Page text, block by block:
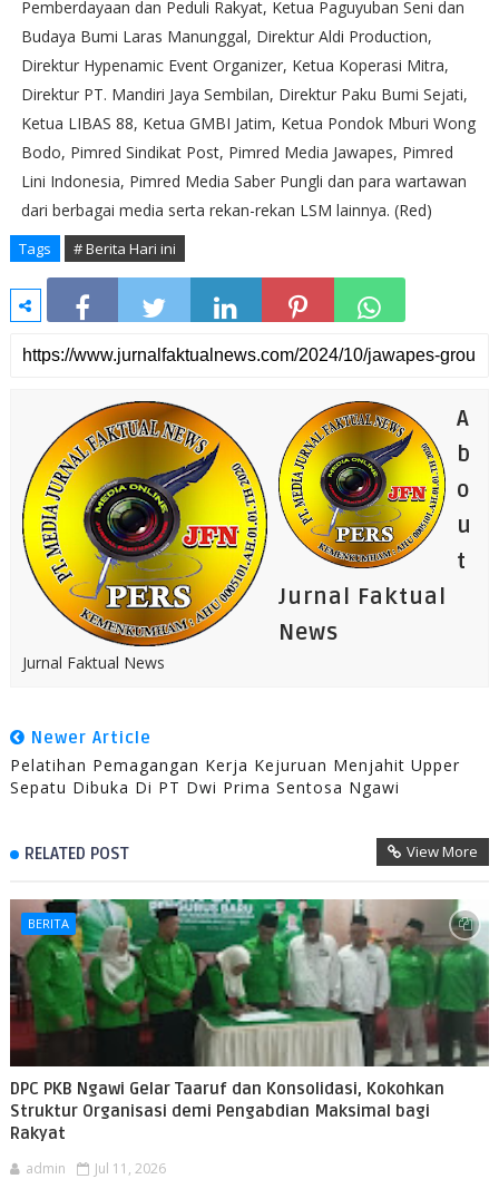
Pemberdayaan dan Peduli Rakyat, Ketua Paguyuban Seni dan
Budaya Bumi Laras Manunggal, Direktur Aldi Production,
Direktur Hypenamic Event Organizer, Ketua Koperasi Mitra,
Direktur PT. Mandiri Jaya Sembilan, Direktur Paku Bumi Sejati,
Ketua LIBAS 88, Ketua GMBI Jatim, Ketua Pondok Mburi Wong
Bodo, Pimred Sindikat Post, Pimred Media Jawapes, Pimred
Lini Indonesia, Pimred Media Saber Pungli dan para wartawan
dari berbagai media serta rekan-rekan LSM lainnya. (Red)
Tags # Berita Hari ini
A
b
o
u
t
Jurnal Faktual
News
Jurnal Faktual News
Newer Article
Pelatihan Pemagangan Kerja Kejuruan Menjahit Upper
Sepatu Dibuka Di PT Dwi Prima Sentosa Ngawi
RELATED POST View More
BERITA
DPC PKB Ngawi Gelar Taaruf dan Konsolidasi, Kokohkan
Struktur Organisasi demi Pengabdian Maksimal bagi
Rakyat
admin Jul 11, 2026